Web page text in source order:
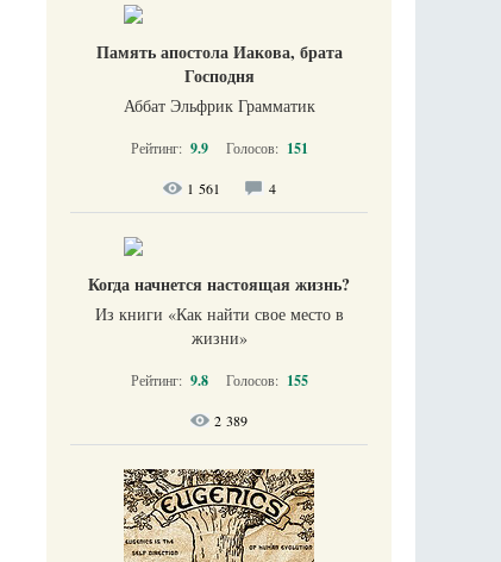
Память апостола Иакова, брата
Господня
Аббат Эльфрик Грамматик
Рейтинг: 9.9 Голосов: 151
1 561 4
Когда начнется настоящая жизнь?
Из книги «Как найти свое место в
жизни​»
Рейтинг: 9.8 Голосов: 155
2 389